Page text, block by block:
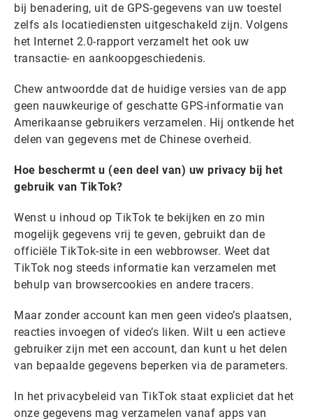
bij benadering, uit de GPS-gegevens van uw toestel
zelfs als locatiediensten uitgeschakeld zijn. Volgens
het Internet 2.0-rapport verzamelt het ook uw
transactie- en aankoopgeschiedenis.
Chew antwoordde dat de huidige versies van de app
geen nauwkeurige of geschatte GPS-informatie van
Amerikaanse gebruikers verzamelen. Hij ontkende het
delen van gegevens met de Chinese overheid.
Hoe beschermt u (een deel van) uw privacy bij het
gebruik van TikTok?
Wenst u inhoud op TikTok te bekijken en zo min
mogelijk gegevens vrij te geven, gebruikt dan de
officiële TikTok-site in een webbrowser. Weet dat
TikTok nog steeds informatie kan verzamelen met
behulp van browsercookies en andere tracers.
Maar zonder account kan men geen video’s plaatsen,
reacties invoegen of video’s liken. Wilt u een actieve
gebruiker zijn met een account, dan kunt u het delen
van bepaalde gegevens beperken via de parameters.
In het privacybeleid van TikTok staat expliciet dat het
onze gegevens mag verzamelen vanaf apps van